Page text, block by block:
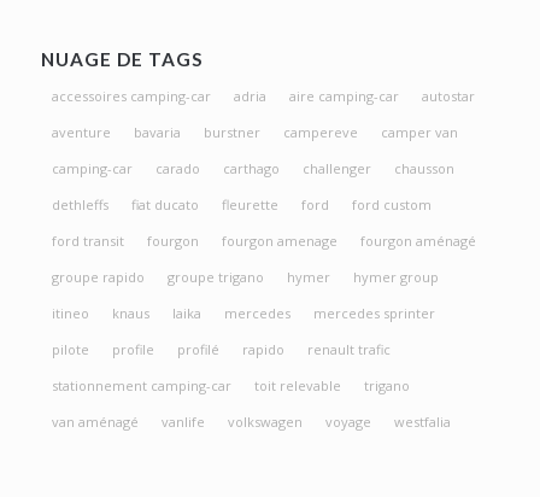
NUAGE DE TAGS
accessoires camping-car adria aire camping-car
autostar
aventure
bavaria burstner campereve
camper van
camping-car
carado carthago challenger
chausson
dethleffs
fiat ducato fleurette ford
ford custom
ford transit
fourgon fourgon amenage
fourgon aménagé
groupe rapido
groupe trigano hymer
hymer group
itineo
knaus laika mercedes
mercedes sprinter
pilote
profile profilé rapido
renault trafic
stationnement camping-car
toit relevable
trigano
van aménagé
vanlife volkswagen voyage westfalia